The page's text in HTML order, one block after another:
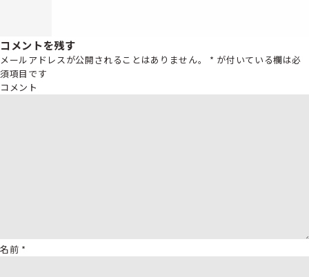
コメントを残す
メールアドレスが公開されることはありません。 * が付いている欄は必
須項目です
コメント
名前 *